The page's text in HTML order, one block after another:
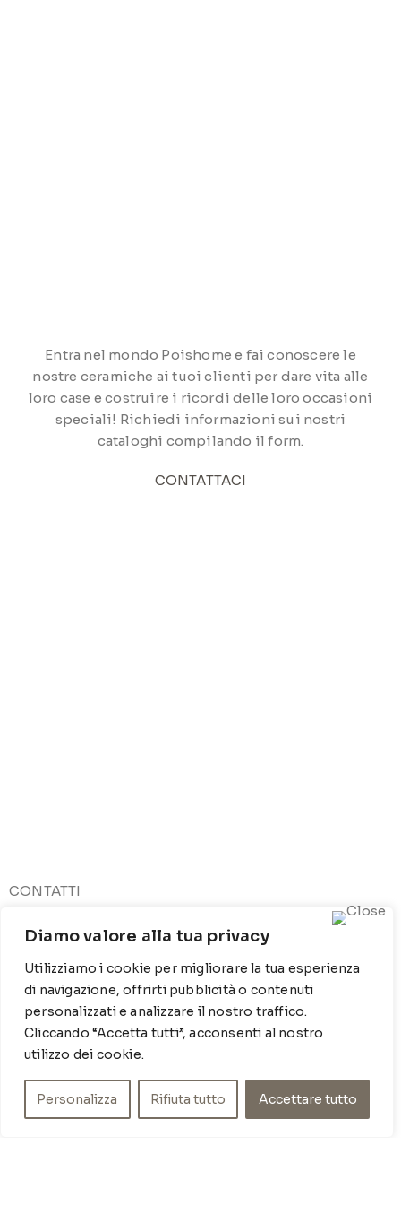
Diamo valore alla tua privacy
Utilizziamo i cookie per migliorare la tua esperienza
di navigazione, offrirti pubblicità o contenuti
personalizzati e analizzare il nostro traffico.
Cliccando “Accetta tutti”, acconsenti al nostro
utilizzo dei cookie.
Personalizza Rifiuta tutto Accettare tutto
Entra nel mondo Poishome e fai conoscere le
nostre ceramiche ai tuoi clienti per dare vita alle
loro case e costruire i ricordi delle loro occasioni
speciali! Richiedi informazioni sui nostri
cataloghi compilando il form.
CONTATTACI
CONTATTI
Contrada Locosantissimo 1316 - 70044 Polignano a
mare
: 080 917 78 89
WZ: 329 6510725
info@poishome.it
INFO
Chi siamo
Cookie Policy